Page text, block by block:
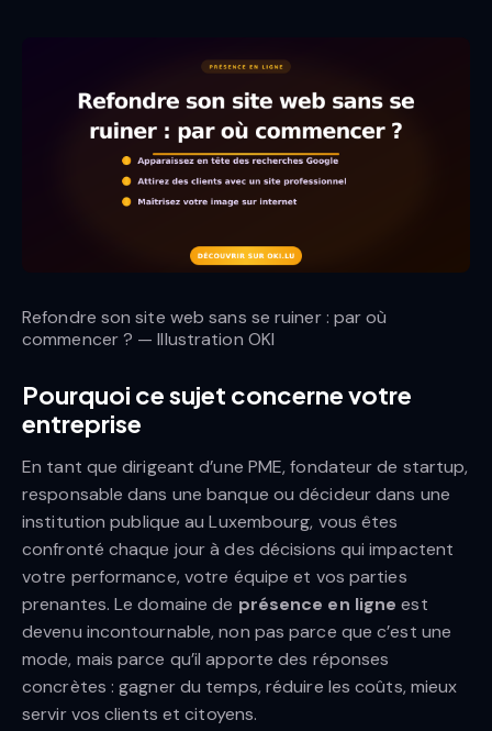
Refondre son site web sans se ruiner : par où
commencer ? — Illustration OKI
Pourquoi ce sujet concerne votre
entreprise
En tant que dirigeant d’une PME, fondateur de startup,
responsable dans une banque ou décideur dans une
institution publique au Luxembourg, vous êtes
confronté chaque jour à des décisions qui impactent
votre performance, votre équipe et vos parties
prenantes. Le domaine de présence en ligne est
devenu incontournable, non pas parce que c’est une
mode, mais parce qu’il apporte des réponses
concrètes : gagner du temps, réduire les coûts, mieux
servir vos clients et citoyens.